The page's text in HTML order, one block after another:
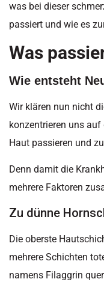
was bei dieser
passiert und wie es
Was
Wie entsteht
Wir klären nun nicht
konzentrieren uns auf
Haut passieren und
Denn damit die
mehrere Faktoren
Zu dünne
Die oberste
mehrere Schichten
namens Filaggrin